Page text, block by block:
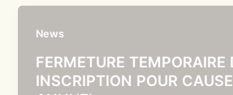
News
FERMETURE TEMPORAIRE
INSCRIPTION POUR